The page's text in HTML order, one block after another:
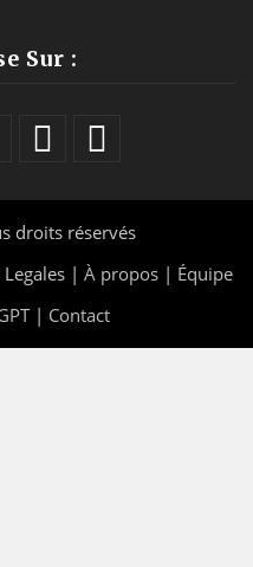
Sur :
droits réservés
| À propos | Équipe
| Contact